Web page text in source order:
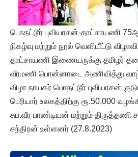
பொதட்டூர் புவியரசன்-தாட்சாயணி
நிகழ்வு மற்றும் நூல் வெளியீட்டு
தாட்சாயணி இணையருக்கு தமிழர்
வீரமணி பொன்னாடை அணிவித்து
விழா நாயகர் பொதட்டூர் புவியரசன்
பெரியார் உலகத்திற்கு ரூ.50,000
சுப.வீர பாண்டியன் மற்றும் திருத்தணி
சந்திரன் உள்ளனர் (27.8.2023)